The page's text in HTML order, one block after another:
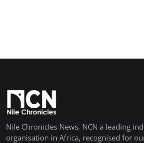
Nile Chronicles News, NCN a leading
organisation in Africa, recognised for